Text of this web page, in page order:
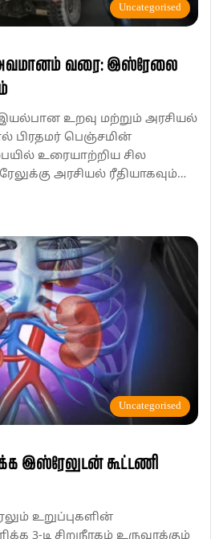
Uncategorised
வரை: இஸ்ரேலை
உறவு மற்றும் அரசியல்
பிரதமர் பெஞ்சமின்
உரையாற்றிய சில
அரசியல் ரீதியாகவும்…
Uncategorised
இஸ்ரேலுடன் கூட்டணி
உறுப்புகளின்
3-டி சிறுநீரகம் உருவாக்கும்